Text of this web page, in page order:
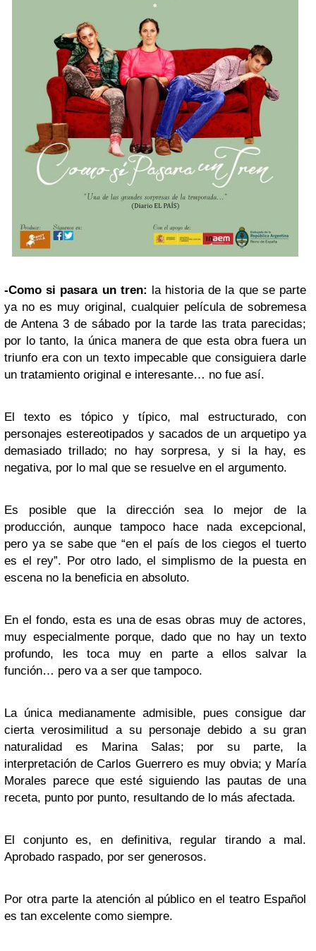
-Como si pasara un tren: la historia de la que se parte
ya no es muy original, cualquier película de sobremesa
de Antena 3 de sábado por la tarde las trata parecidas;
por lo tanto, la única manera de que esta obra fuera un
triunfo era con un texto impecable que consiguiera darle
un tratamiento original e interesante… no fue así.
El texto es tópico y típico, mal estructurado, con
personajes estereotipados y sacados de un arquetipo ya
demasiado trillado; no hay sorpresa, y si la hay, es
negativa, por lo mal que se resuelve en el argumento.
Es posible que la dirección sea lo mejor de la
producción, aunque tampoco hace nada excepcional,
pero ya se sabe que “en el país de los ciegos el tuerto
es el rey”. Por otro lado, el simplismo de la puesta en
escena no la beneficia en absoluto.
En el fondo, esta es una de esas obras muy de actores,
muy especialmente porque, dado que no hay un texto
profundo, les toca muy en parte a ellos salvar la
función… pero va a ser que tampoco.
La única medianamente admisible, pues consigue dar
cierta verosimilitud a su personaje debido a su gran
naturalidad es Marina Salas; por su parte, la
interpretación de Carlos Guerrero es muy obvia; y María
Morales parece que esté siguiendo las pautas de una
receta, punto por punto, resultando de lo más afectada.
El conjunto es, en definitiva, regular tirando a mal.
Aprobado raspado, por ser generosos.
Por otra parte la atención al público en el teatro Español
es tan excelente como siempre.